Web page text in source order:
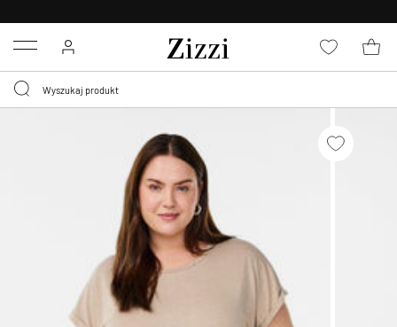
Menu